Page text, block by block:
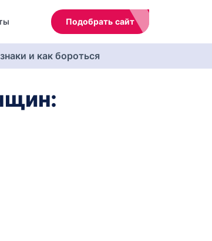
Подобрать сайт
‌и‌ ‌как‌ ‌бороться‌